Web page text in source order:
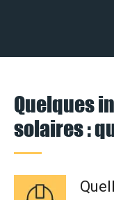
Quelques
solaires :